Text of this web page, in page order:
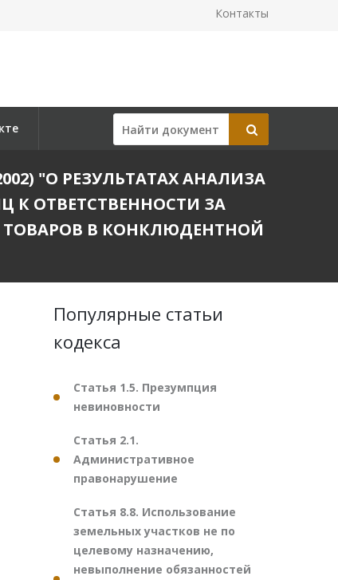
Контакты
"О РЕЗУЛЬТАТАХ АНАЛИЗА
ОТВЕТСТВЕННОСТИ ЗА
В КОНКЛЮДЕНТНОЙ
Популярные статьи
кодекса
Статья 1.5. Презумпция
невиновности
Статья 2.1.
Административное
правонарушение
Статья 8.8. Использование
земельных участков не по
целевому назначению,
невыполнение обязанностей